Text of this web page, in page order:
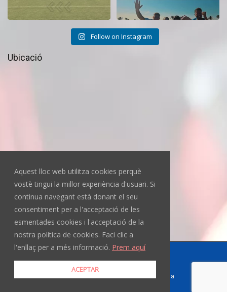
Aquest lloc web utilitza cookies perquè
vostè tingui la millor experiència d'usuari. Si
continua navegant està donant el seu
consentiment per a l'acceptació de les
esmentades cookies i l'acceptació de la
nostra política de cookies. Faci clic a
l'enllaç per a més informació. Prem aquí
ACEPTAR
Follow on Instagram
Ubicació
Llei de transparencia